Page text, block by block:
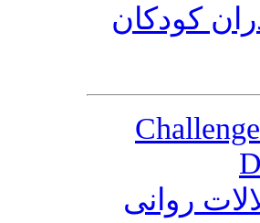
کودکان
روانی